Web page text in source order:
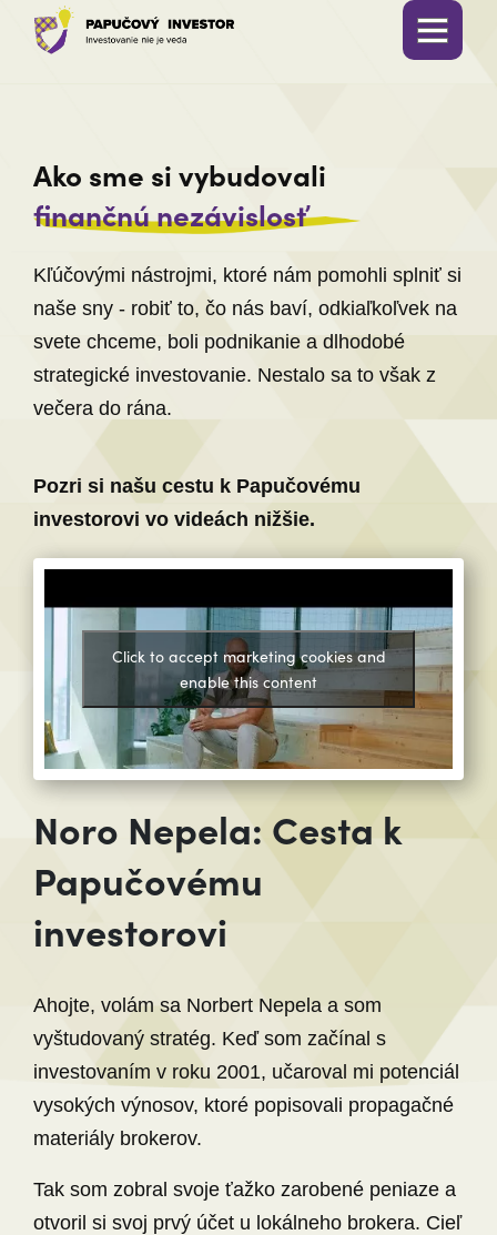
Ako sme si vybudovali
finančnú nezávislosť
Kľúčovými nástrojmi, ktoré nám pomohli splniť si
naše sny - robiť to, čo nás baví, odkiaľkoľvek na
svete chceme, boli podnikanie a dlhodobé
strategické investovanie. Nestalo sa to však z
večera do rána.
Pozri si našu cestu k Papučovému
investorovi vo videách nižšie.
Click to accept marketing cookies and
enable this content
Noro Nepela: Cesta k
Papučovému
investorovi
Ahojte, volám sa Norbert Nepela a som
vyštudovaný stratég. Keď som začínal s
investovaním v roku 2001, učaroval mi potenciál
vysokých výnosov, ktoré popisovali propagačné
materiály brokerov.
Tak som zobral svoje ťažko zarobené peniaze a
otvoril si svoj prvý účet u lokálneho brokera. Cieľ